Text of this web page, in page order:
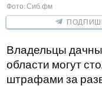
Фото: Сиб.фм
Владельцы
области могут
штрафами за